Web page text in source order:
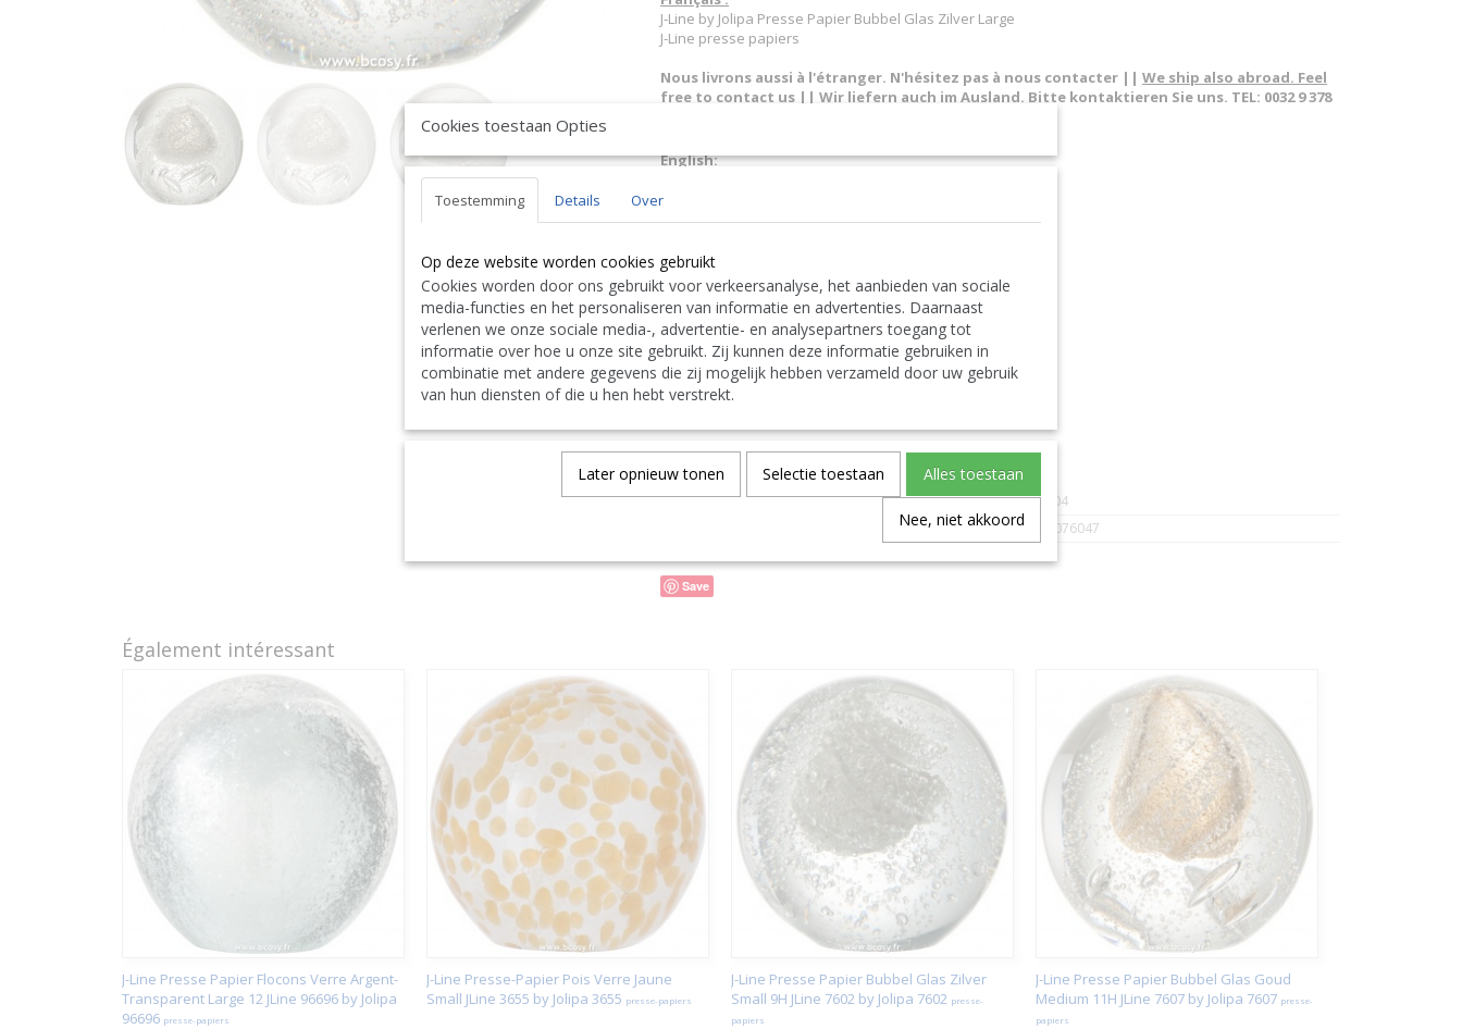
J-Line by Jolipa Presse Papier Bubbel Glas Zilver Large
J-Line presse papiers
Nous livrons aussi à l'étranger. N'hésitez pas à nous contacter || We ship also abroad. Feel
free to contact us || Wir liefern auch im Ausland. Bitte kontaktieren Sie uns. TEL: 0032 9 378
English:
J Line Presse-Papier Bulles Verre Argent Large
J-Line paper holders
J-Line by Jolipa Kategorie: deko-objekte briefbeschwerer
J Line Paperweight Bubble Glass Silver Large
J-Line briefbeschwerer
Italiano:
J-Line by Jolipa Categoria: oggetti di decorazione fermacarte
J Line Pisapapeles Burbujas Cristal Plata Large
Español:
J-Line by Jolipa Categoría: objetos deco pisapapeles
Spécifications
Code du produit
J-Line-7604
5400924076047
Save
Également intéressant
J-Line Presse Papier Flocons Verre Argent-
Transparent Large 12 JLine 96696 by Jolipa
96696 presse-papiers
J-Line Presse-Papier Pois Verre Jaune
Small JLine 3655 by Jolipa 3655 presse-papiers
J-Line Presse Papier Bubbel Glas Zilver
Small 9H JLine 7602 by Jolipa 7602 presse-
papiers
J-Line Presse Papier Bubbel Glas Goud
Medium 11H JLine 7607 by Jolipa 7607 presse-
papiers
Cookies toestaan Opties
Toestemming Details Over
Op deze website worden cookies gebruikt
Cookies worden door ons gebruikt voor verkeersanalyse, het aanbieden van sociale
media-functies en het personaliseren van informatie en advertenties. Daarnaast
verlenen we onze sociale media-, advertentie- en analysepartners toegang tot
informatie over hoe u onze site gebruikt. Zij kunnen deze informatie gebruiken in
combinatie met andere gegevens die zij mogelijk hebben verzameld door uw gebruik
van hun diensten of die u hen hebt verstrekt.
Later opnieuw tonen Selectie toestaan Alles toestaan
Nee, niet akkoord